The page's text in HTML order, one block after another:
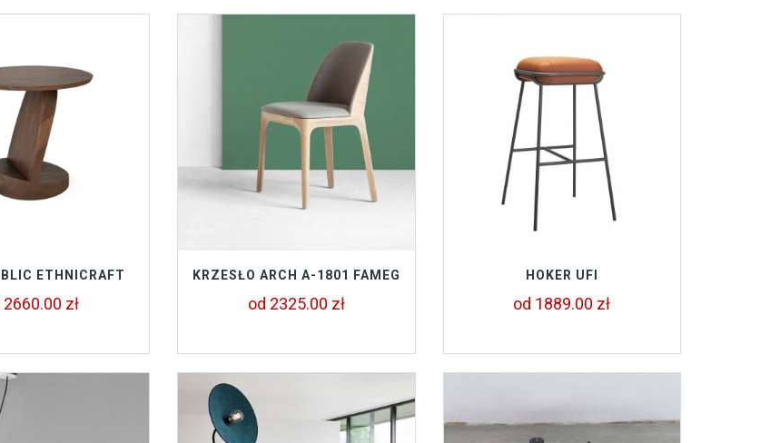
ETHNICRAFT
2660.00 zł
KRZESŁO ARCH A-1801 FAMEG
od 2325.00 zł
HOKER UFI
od 1889.00 zł